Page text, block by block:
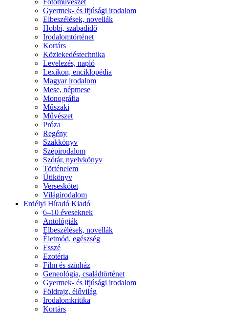
Gyermek- és ifjúsági irodalom
Elbeszélések, novellák
Hobbi, szabadidő
Irodalomtörténet
Kortárs
Közlekedéstechnika
Levelezés, napló
Lexikon, enciklopédia
Magyar irodalom
Mese, népmese
Monográfia
Műszaki
Művészet
Próza
Regény
Szakkönyv
Szépirodalom
Szótár, nyelvkönyv
Történelem
Útikönyv
Verseskötet
Világirodalom
Erdélyi Híradó Kiadó
6–10 éveseknek
Antológiák
Elbeszélések, novellák
Életmód, egészség
Esszé
Ezotéria
Film és színház
Geneológia, családtörténet
Gyermek- és ifjúsági irodalom
Földrajz, élővilág
Irodalomkritika
Kortárs